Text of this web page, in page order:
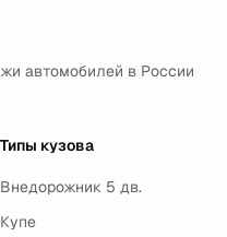
автомобилей в России
Типы кузова
Внедорожник 5 дв.
Купе